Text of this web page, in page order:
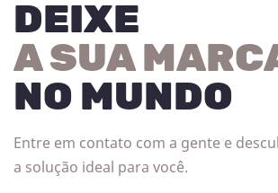
DEIXE
A SUA
NO MUNDO
Entre em contato com a gente e
a solução ideal para você.